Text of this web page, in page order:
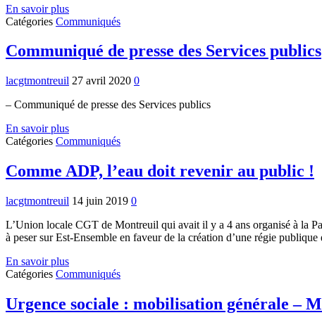
En savoir plusCommuniqué
de
sur
les
PSA…
Catégories Communiqués
Communiqué de presse des Services publics
lacgtmontreuil 27 avril 2020 0
– Communiqué de presse des Services publics
En savoir plusCommuniqué
de
des
Services
Catégories Communiqués
Comme ADP, l’eau doit revenir au public !
lacgtmontreuil 14 juin 2019 0
L’Union locale CGT de Montreuil qui avait il y a 4 ans organisé à la
à peser sur Est-Ensemble en faveur de la création d’une régie
En savoir plusComme
ADP,
revenir
Catégories Communiqués
Urgence sociale : mobilisation générale –